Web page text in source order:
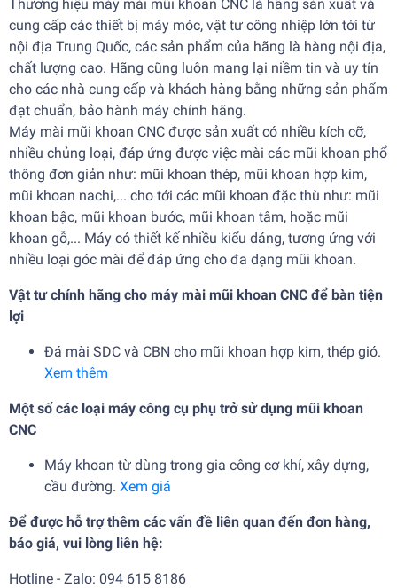
Thương hiệu máy mài mũi khoan CNC là hãng sản xuất và
cung cấp các thiết bị máy móc, vật tư công nhiệp lớn tới từ
nội địa Trung Quốc, các sản phẩm của hãng là hàng nội địa,
chất lượng cao. Hãng cũng luôn mang lại niềm tin và uy tín
cho các nhà cung cấp và khách hàng bằng những sản phẩm
đạt chuẩn, bảo hành máy chính hãng.
Máy mài mũi khoan CNC được sản xuất có nhiều kích cỡ,
nhiều chủng loại, đáp ứng được việc mài các mũi khoan phổ
thông đơn giản như: mũi khoan thép, mũi khoan hợp kim,
mũi khoan nachi,... cho tới các mũi khoan đặc thù như: mũi
khoan bậc, mũi khoan bước, mũi khoan tâm, hoặc mũi
khoan gỗ,... Máy có thiết kế nhiều kiểu dáng, tương ứng với
nhiều loại góc mài để đáp ứng cho đa dạng mũi khoan.
Vật tư chính hãng cho máy mài mũi khoan CNC để bàn tiện
lợi
Đá mài SDC và CBN cho mũi khoan hợp kim, thép gió.
Xem thêm
Một số các loại máy công cụ phụ trở sử dụng mũi khoan
CNC
Máy khoan từ dùng trong gia công cơ khí, xây dựng,
cầu đường. Xem giá
Để được hỗ trợ thêm các vấn đề liên quan đến đơn hàng,
báo giá, vui lòng liên hệ:
Hotline - Zalo: 094 615 8186